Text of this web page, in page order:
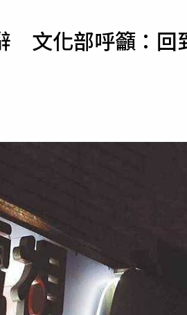
運勢 文化部呼籲：回